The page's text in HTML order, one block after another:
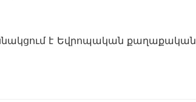
է Եվրոպական քաղաքական